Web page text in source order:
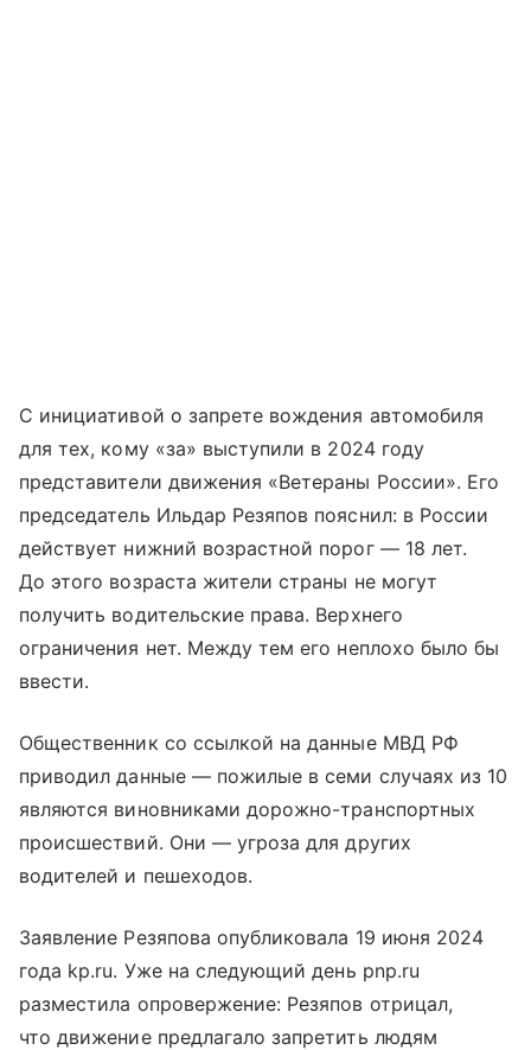
С инициативой о запрете вождения автомобиля
для тех, кому «за» выступили в 2024 году
представители движения «Ветераны России». Его
председатель Ильдар Резяпов пояснил: в России
действует нижний возрастной порог — 18 лет.
До этого возраста жители страны не могут
получить водительские права. Верхнего
ограничения нет. Между тем его неплохо было бы
ввести.
Общественник со ссылкой на данные МВД РФ
приводил данные — пожилые в семи случаях из 10
являются виновниками дорожно-транспортных
происшествий. Они — угроза для других
водителей и пешеходов.
Заявление Резяпова опубликовала 19 июня 2024
года kp.ru. Уже на следующий день pnp.ru
разместила опровержение: Резяпов отрицал,
что движение предлагало запретить людям